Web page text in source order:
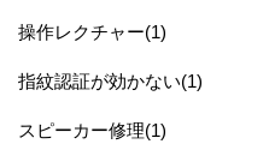
操作レクチャー(1)
指紋認証が効かない(1)
スピーカー修理(1)